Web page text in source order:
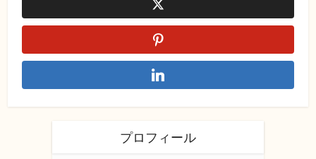
プロフィール